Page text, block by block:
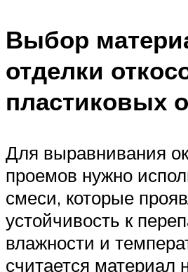
Выбор
отделки
пластиковых
Для выравнивания
проемов нужно
смеси, которые
устойчивость к
влажности и
считается материал